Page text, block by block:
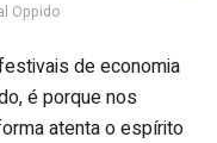
Oppido
de economia
é porque nos
atenta o espírito